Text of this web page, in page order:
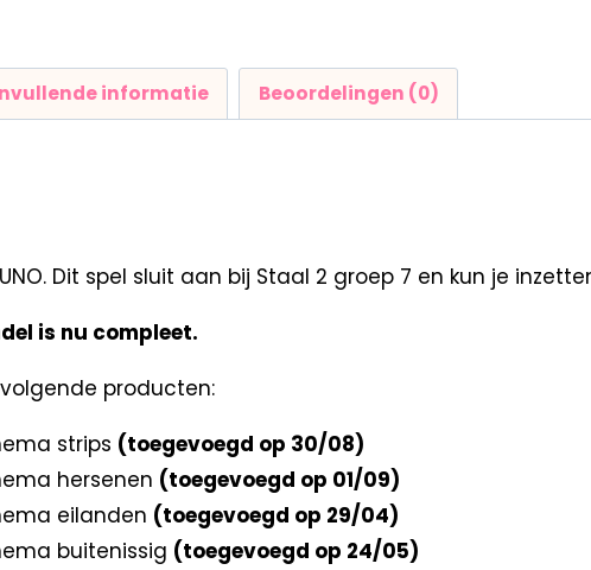
informatie Beoordelingen (0)
Dit spel sluit aan bij Staal 2 groep 7 en kun je
is nu compleet.
producten:
strips (toegevoegd op 30/08)
hersenen (toegevoegd op 01/09)
eilanden (toegevoegd op 29/04)
buitenissig (toegevoegd op 24/05)